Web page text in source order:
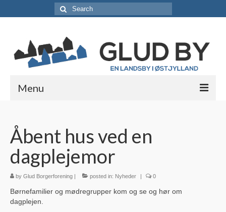
Search
for:
Menu
Borgerforeningen / Lokalråd
Støt borgerforeningen
Erhvervsabonnement
Vedtægter
Åbent hus ved en
dagplejemor
by Glud Borgerforening | posted in: Nyheder | 0
Børnefamilier og mødregrupper kom og se og hør om
dagplejen.